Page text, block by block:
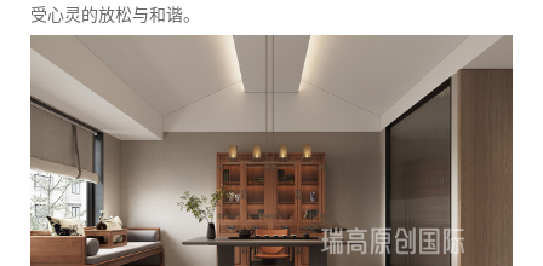
受心灵的放松与和谐。